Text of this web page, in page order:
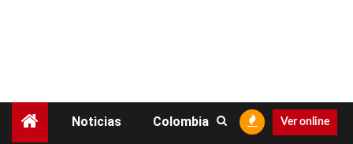
Noticias Colombia Ver online